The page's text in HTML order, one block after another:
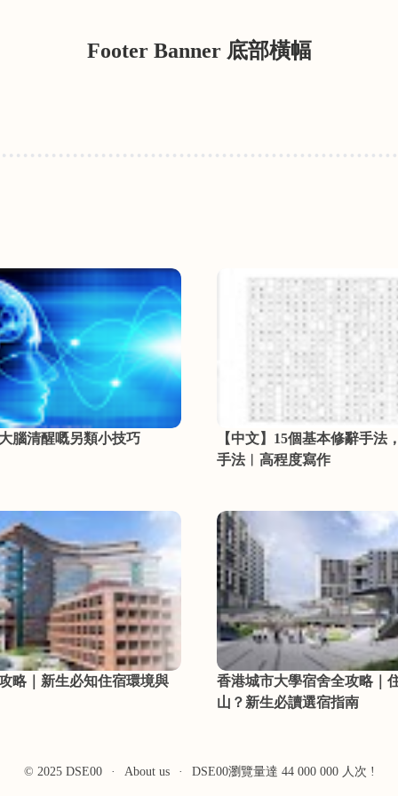
Footer Banner 底部橫幅
腦清醒嘅另類小技巧
【中文】15個基本修辭手法
手法︳高程度寫作
略｜新生必知住宿環境與
香港城市大學宿舍全攻略｜
山？新生必讀選宿指南
© 2025 DSE00 · About us · DSE00瀏覽量達 44 000 000 人次 !